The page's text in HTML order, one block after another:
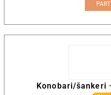
Konobari/šankeri